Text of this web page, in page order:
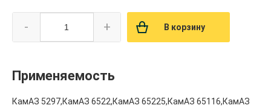
- + В корзину
Применяемость
КамАЗ 5297,КамАЗ 6522,КамАЗ 65225,КамАЗ 65116,КамАЗ